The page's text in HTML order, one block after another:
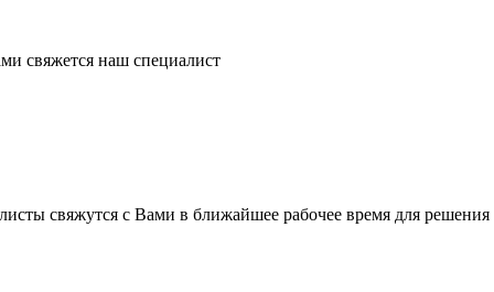
свяжется наш специалист
свяжутся с Вами в ближайшее рабочее время для